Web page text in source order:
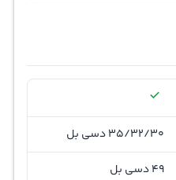
35/32/30 دسی بل
49 دسی بل